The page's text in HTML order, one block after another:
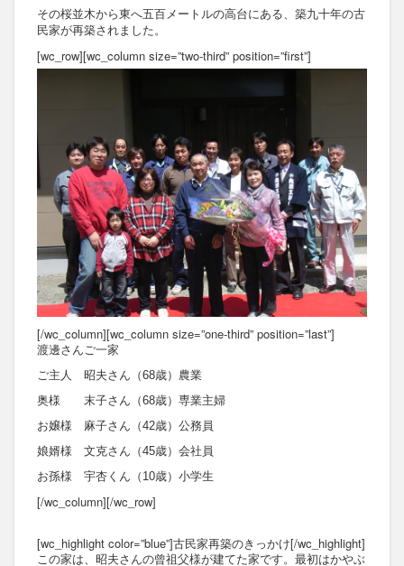
その桜並木から東へ五百メートルの高台にある、築九十年の古
民家が再築されました。
[wc_row][wc_column size=”two-third” position=”first”]
[/wc_column][wc_column size=”one-third” position=”last”]
渡邊さんご一家
ご主人 昭夫さん（68歳）農業
奥様 末子さん（68歳）専業主婦
お嬢様 麻子さん（42歳）公務員
娘婿様 文克さん（45歳）会社員
お孫様 宇杏くん（10歳）小学生
[/wc_column][/wc_row]
[wc_highlight color=”blue”]古民家再築のきっかけ[/wc_highlight]
この家は、昭夫さんの曾祖父様が建てた家です。最初はかやぶ